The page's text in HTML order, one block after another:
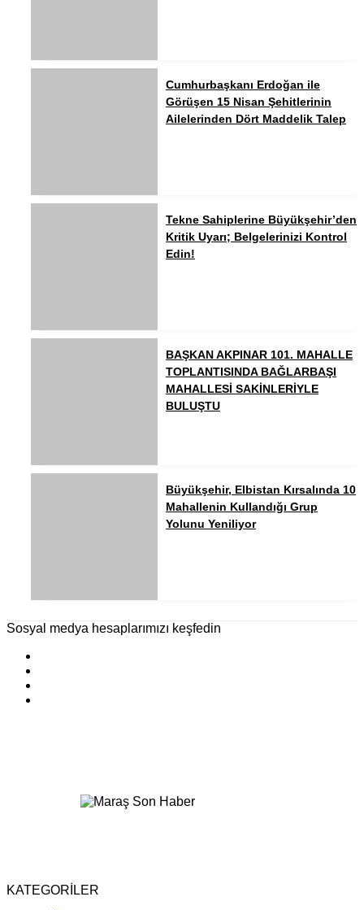
Cumhurbaşkanı Erdoğan ile
Görüşen 15 Nisan Şehitlerinin
Ailelerinden Dört Maddelik Talep
Tekne Sahiplerine Büyükşehir’den
Kritik Uyarı; Belgelerinizi Kontrol
Edin!
BAŞKAN AKPINAR 101. MAHALLE
TOPLANTISINDA BAĞLARBAŞI
MAHALLESİ SAKİNLERİYLE
BULUŞTU
Büyükşehir, Elbistan Kırsalında 10
Mahallenin Kullandığı Grup
Yolunu Yeniliyor
Sosyal medya hesaplarımızı keşfedin
KATEGORİLER